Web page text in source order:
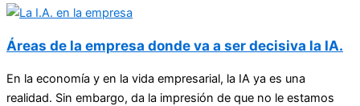
Áreas de la empresa donde va a ser decisiva la IA.
En la economía y en la vida empresarial, la IA ya es una
realidad. Sin embargo, da la impresión de que no le estamos